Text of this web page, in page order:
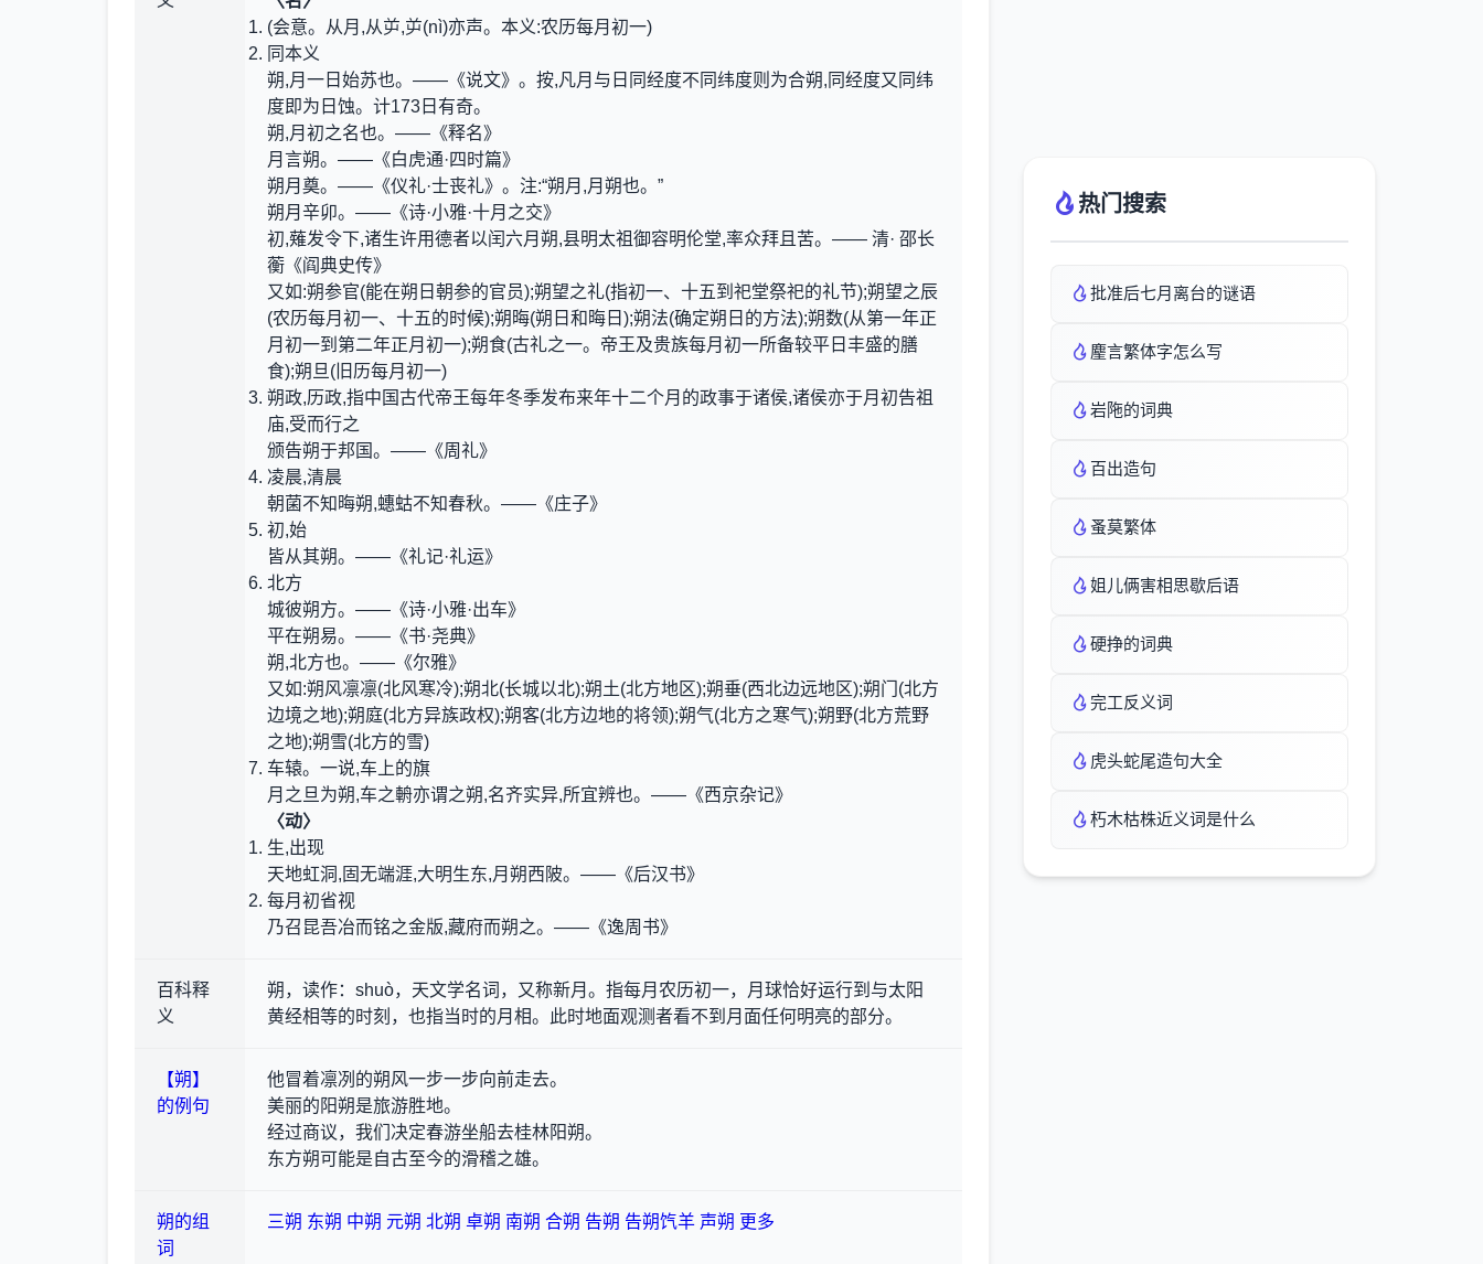
(会意。从月,从屰,屰(nì)亦声。本义:农历每月初一)
同本义
朔,月一日始苏也。——《说文》。按,凡月与日同经度不同纬度则为合朔,同经度又同纬
度即为日蚀。计173日有奇。
朔,月初之名也。——《释名》
月言朔。——《白虎通·四时篇》
朔月奠。——《仪礼·士丧礼》。注:“朔月,月朔也。”
朔月辛卯。——《诗·小雅·十月之交》
初,薙发令下,诸生许用德者以闰六月朔,县明太祖御容明伦堂,率众拜且苦。—— 清· 邵长
蘅《阎典史传》
又如:朔参官(能在朔日朝参的官员);朔望之礼(指初一、十五到祀堂祭祀的礼节);朔望之辰
(农历每月初一、十五的时候);朔晦(朔日和晦日);朔法(确定朔日的方法);朔数(从第一年正
月初一到第二年正月初一);朔食(古礼之一。帝王及贵族每月初一所备较平日丰盛的膳
食);朔旦(旧历每月初一)
朔政,历政,指中国古代帝王每年冬季发布来年十二个月的政事于诸侯,诸侯亦于月初告祖
庙,受而行之
颁告朔于邦国。——《周礼》
凌晨,清晨
朝菌不知晦朔,蟪蛄不知春秋。——《庄子》
初,始
皆从其朔。——《礼记·礼运》
北方
城彼朔方。——《诗·小雅·出车》
平在朔易。——《书·尧典》
朔,北方也。——《尔雅》
又如:朔风凛凛(北风寒冷);朔北(长城以北);朔土(北方地区);朔垂(西北边远地区);朔门(北方
边境之地);朔庭(北方异族政权);朔客(北方边地的将领);朔气(北方之寒气);朔野(北方荒野
之地);朔雪(北方的雪)
车辕。一说,车上的旗
月之旦为朔,车之輈亦谓之朔,名齐实异,所宜辨也。——《西京杂记》
〈动〉
生,出现
天地虹洞,固无端涯,大明生东,月朔西陂。——《后汉书》
每月初省视
乃召昆吾冶而铭之金版,藏府而朔之。——《逸周书》
百科释
义
朔，读作：shuò，天文学名词，又称新月。指每月农历初一，月球恰好运行到与太阳
黄经相等的时刻，也指当时的月相。此时地面观测者看不到月面任何明亮的部分。
【朔】
的例句
他冒着凛冽的朔风一步一步向前走去。
美丽的阳朔是旅游胜地。
经过商议，我们决定春游坐船去桂林阳朔。
东方朔可能是自古至今的滑稽之雄。
朔的组
词
三朔 东朔 中朔 元朔 北朔 卓朔 南朔 合朔 告朔 告朔饩羊 声朔 更多
热门搜索
批准后七月离台的谜语
麈言繁体字怎么写
岩陁的词典
百出造句
蚤莫繁体
姐儿俩害相思歇后语
硬挣的词典
完工反义词
虎头蛇尾造句大全
朽木枯株近义词是什么